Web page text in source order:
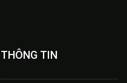
THÔNG TIN